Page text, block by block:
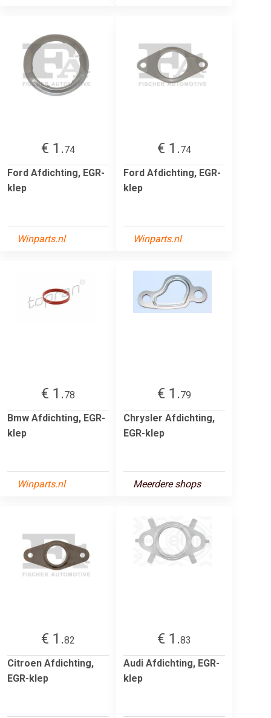
€ 1.74
Ford Afdichting, EGR-
klep
Winparts.nl
€ 1.74
Ford Afdichting, EGR-
klep
Winparts.nl
€ 1.78
Bmw Afdichting, EGR-
klep
Winparts.nl
€ 1.79
Chrysler Afdichting,
EGR-klep
Meerdere shops
€ 1.82
Citroen Afdichting,
EGR-klep
€ 1.83
Audi Afdichting, EGR-
klep